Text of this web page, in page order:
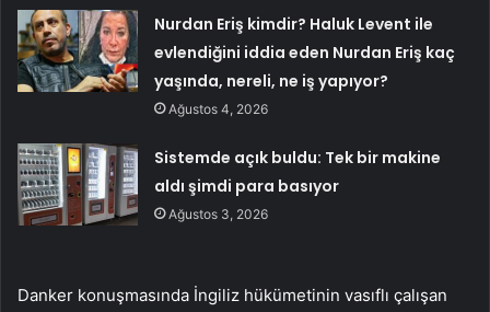
Nurdan Eriş kimdir? Haluk Levent ile
evlendiğini iddia eden Nurdan Eriş kaç
yaşında, nereli, ne iş yapıyor?
Ağustos 4, 2026
Sistemde açık buldu: Tek bir makine
aldı şimdi para basıyor
Ağustos 3, 2026
Danker konuşmasında İngiliz hükümetinin vasıflı çalışan